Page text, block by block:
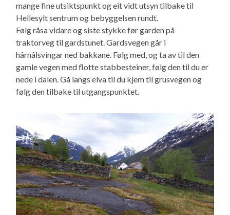
mange fine utsiktspunkt og eit vidt utsyn tilbake til
Hellesylt sentrum og bebyggelsen rundt.
Følg råsa vidare og siste stykke før garden på
traktorveg til gardstunet. Gardsvegen går i
hårnålsvingar ned bakkane. Følg med, og ta av til den
gamle vegen med flotte stabbesteiner, følg den til du er
nede i dalen. Gå langs elva til du kjem til grusvegen og
følg den tilbake til utgangspunktet.